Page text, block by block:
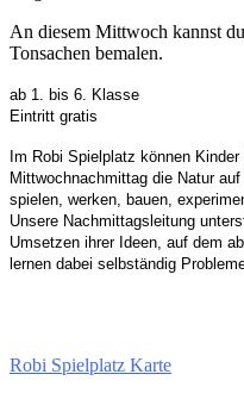
An diesem Mittwoch kannst
Tonsachen bemalen.
ab 1. bis 6. Klasse
Eintritt gratis
Im Robi Spielplatz können
Mittwochnachmittag die Natur auf
spielen, werken, bauen,
Unsere Nachmittagsleitung
Umsetzen ihrer Ideen, auf dem
lernen dabei selbständig
Robi Spielplatz Karte